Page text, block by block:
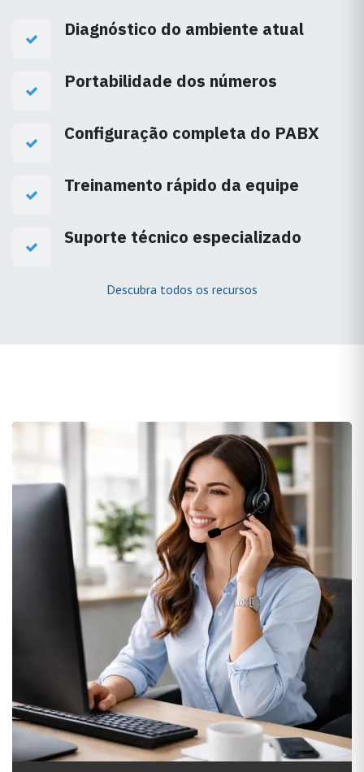
Diagnóstico do ambiente atual
Portabilidade dos números
Configuração completa do PABX
Treinamento rápido da equipe
Suporte técnico especializado
Descubra todos os recursos